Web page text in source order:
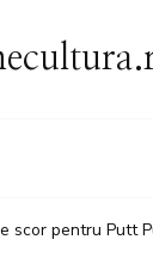
scor pentru Putt